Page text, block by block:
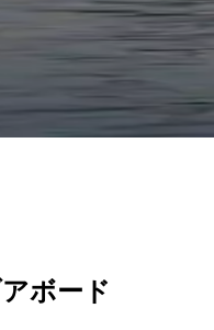
ボード